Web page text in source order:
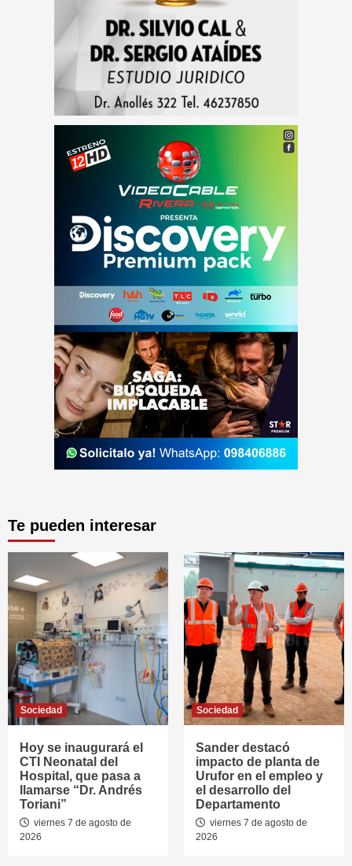
Te pueden interesar
Sociedad
Hoy se inaugurará el
CTI Neonatal del
Hospital, que pasa a
llamarse “Dr. Andrés
Toriani”
viernes 7 de agosto de
2026
Sociedad
Sander destacó
impacto de planta de
Urufor en el empleo y
el desarrollo del
Departamento
viernes 7 de agosto de
2026